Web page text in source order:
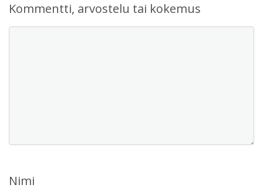
Kommentti, arvostelu tai kokemus
Nimi